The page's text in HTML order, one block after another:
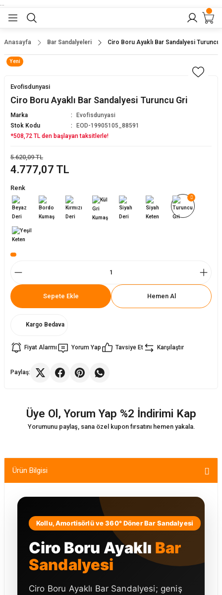
Sandalye
Sandalyesi
Anasayfa Bar Sandalyeleri Ciro Boru Ayaklı Bar Sandalyesi Turuncu
Yeni
Evofisdunyasi
Ciro Boru Ayaklı Bar Sandalyesi Turuncu Gri
Marka
Evofisdunyasi
Stok Kodu
EOD-19905105_88591
*508,72 TL den başlayan taksitlerle!
4.777,07 TL
5.620,09 TL
Renk
Sepete Ekle Hemen Al
Kargo Bedava
Fiyat Alarmı Yorum Yap Tavsiye Et Karşılaştır
Paylaş:
Üye Ol, Yorum Yap %2 İndirimi Kap
Yorumunu paylaş, sana özel kupon fırsatını hemen yakala.
Ürün Bilgisi
Kollu, Amortisörlü ve 360° Döner Bar Sandalyesi
Ciro Boru Ayaklı Bar
Sandalyesi
Ciro Boru Ayaklı Bar Sandalyesi; geniş